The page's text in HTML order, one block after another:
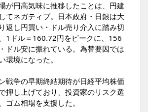
が円高気味に推移したことは、円建
てネガティブ。日本政府・日銀は大
返し円買い・ドル売り介入に踏み切
1ドル＝160.72円をピークに、156
ドル安に振れている。為替要因では
環境になった。
戦争の早期終結期待が日経平均株価
押し上げており、投資家のリスク選
ゴム相場を支援した。